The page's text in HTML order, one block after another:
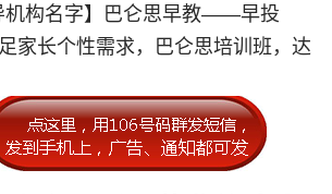
机构名字】巴仑思早教——早投
家长个性需求，巴仑思培训班，达